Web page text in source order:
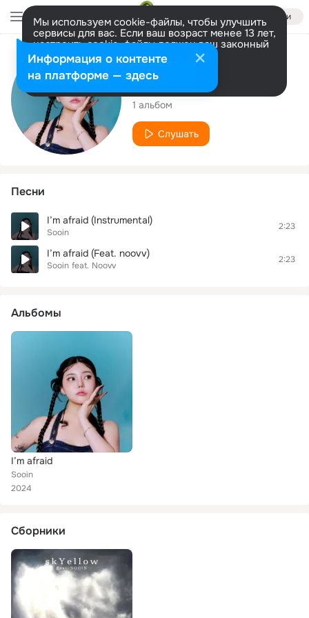
Войти
Мы используем cookie-файлы, чтобы улучшить
сервисы для вас. Если ваш возраст менее 13 лет,
настроить cookie-файлы должен ваш законный
представитель. Больше информации
Разрешить все Настроить
Исполнитель
Sooin
1 альбом
Слушать
Песни
I’m afraid (Instrumental)
Sooin
2:23
I’m afraid (Feat. noovv)
Sooin feat. Noovv
2:23
Альбомы
I’m afraid
Sooin
2024
Сборники
Информация о контенте
на платформе — здесь